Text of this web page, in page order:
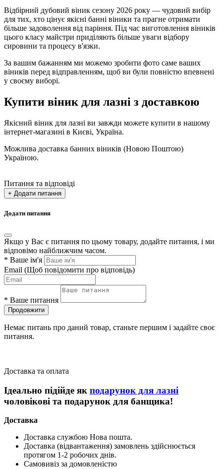
Відбірний дубовий віник сезону 2026 року — чудовий вибір
для тих, хто цінує якісні банні віники та прагне отримати
більше задоволення від паріння. Під час виготовлення віників
цього класу майстри приділяють більше уваги відбору
сировини та процесу в'язки.
За вашим бажанням ми можемо зробити фото саме ваших
віників перед відправленням, щоб ви були повністю впевнені
у своєму виборі.
Купити віник для лазні з доставкою
Якісний віник для лазні ви завжди можете купити в нашому
інтернет-магазині в Києві, Україна.
Можлива доставка банних віників (Новою Поштою)
Україною.
Питання та відповіді
+ Додати питання
Додати питання
Якщо у Вас є питання по цьому товару, додайте питання, і ми
відповімо найближчим часом.
* Ваше ім'я
Email (Щоб повідомити про відповідь)
* Ваше питання
Продовжити
Немає питань про даний товар, станьте першим і задайте своє
питання.
Доставка та оплата
Ідеально підійде як подарунок для лазні
чоловікові та подарунок для банщика!
Доставка
Доставка службою Нова пошта.
Доставка (відвантаження) замовлень здійснюється
протягом 1-2 робочих днів.
Самовивіз за домовленістю